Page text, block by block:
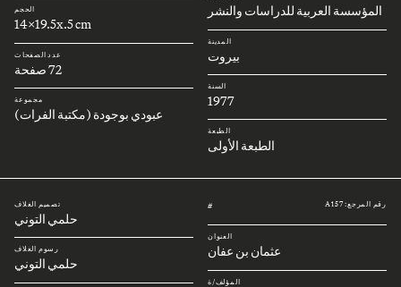
المؤسسة العربية للدراسات والنشر
المدينة
بيروت
السنة
1977
الطبعة
الطبعة الأولى
الحجم
14x19.5x.5 cm
عدد الصفحات
72 صفحة
مجموعة
عبودي بوجودة (مكتبة الفرات)
رقم المرجع: A157 #
العنوان
عثمان بن عفان
المؤلف/ة
تصميم الغلاف
حلمي التوني
رسوم الغلاف
حلمي التوني